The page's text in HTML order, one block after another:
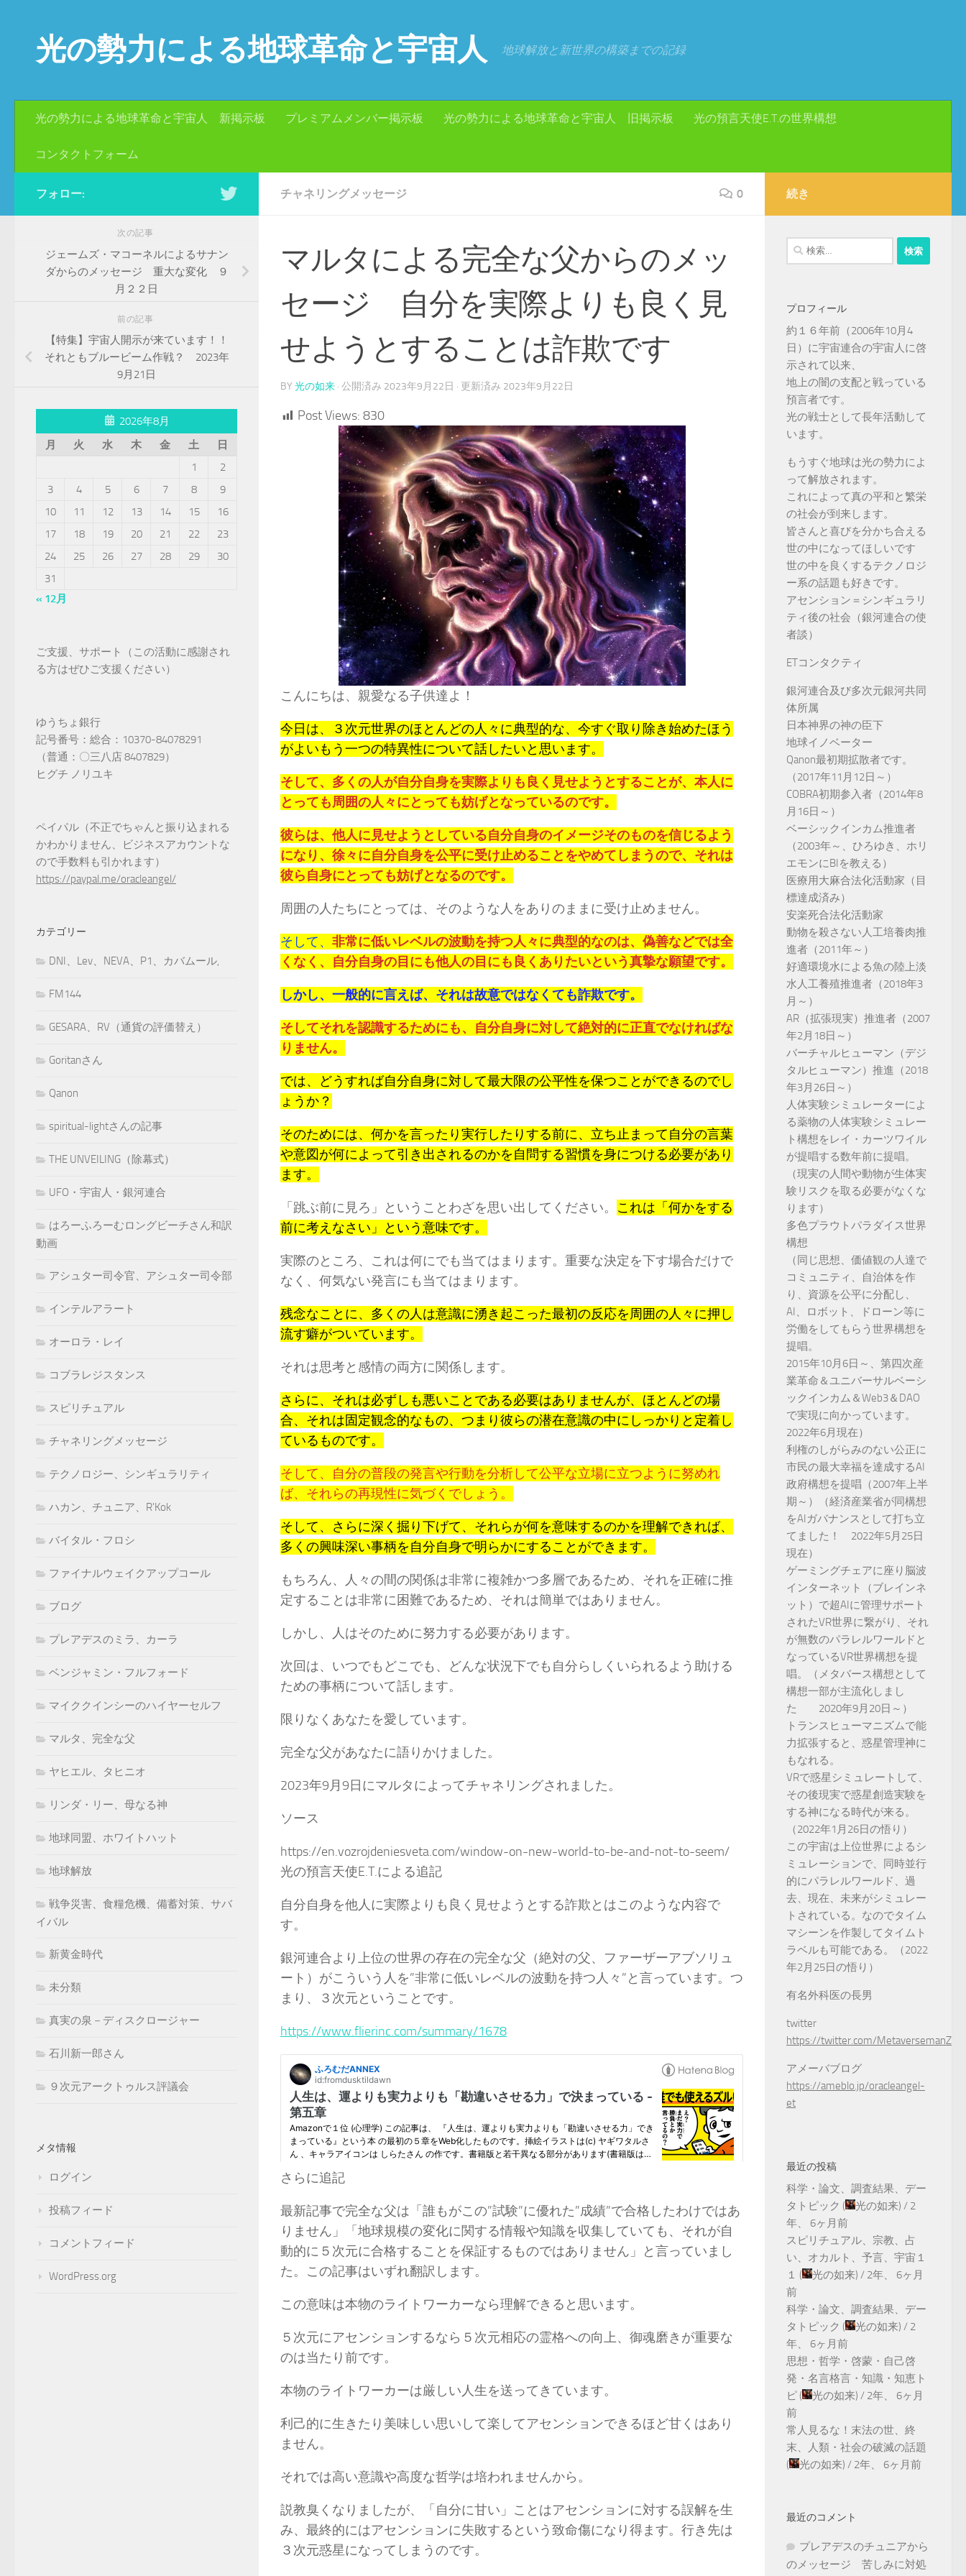
光の勢力による地球革命と宇宙人 地球解放と新世界の構築までの記録
光の勢力による地球革命と宇宙人 新掲示板 プレミアムメンバー掲示板 光の勢力による地球革命と宇宙人 旧掲示板 光の預言天使E.T.の世界構想
コンタクトフォーム
チャネリングメッセージ 0
マルタによる完全な父からのメッ
セージ 自分を実際よりも良く見
せようとすることは詐欺です
BY 光の如来 · 公開済み 2023年9月22日 · 更新済み 2023年9月22日
Post Views: 830
こんにちは、親愛なる子供達よ！
今日は、３次元世界のほとんどの人々に典型的な、今すぐ取り除き始めたほう
がよいもう一つの特異性について話したいと思います。
そして、多くの人が自分自身を実際よりも良く見せようとすることが、本人に
とっても周囲の人々にとっても妨げとなっているのです。
彼らは、他人に見せようとしている自分自身のイメージそのものを信じるよう
になり、徐々に自分自身を公平に受け止めることをやめてしまうので、それは
彼ら自身にとっても妨げとなるのです。
周囲の人たちにとっては、そのような人をありのままに受け止めません。
そして、 非常に低いレベルの波動を持つ人々に典型的なのは、偽善などでは全
くなく、自分自身の目にも他人の目にも良くありたいという真摯な願望です。
しかし、一般的に言えば、それは故意ではなくても詐欺です。
そしてそれを認識するためにも、自分自身に対して絶対的に正直でなければな
りません。
では、どうすれば自分自身に対して最大限の公平性を保つことができるのでし
ょうか？
そのためには、何かを言ったり実行したりする前に、立ち止まって自分の言葉
や意図が何によって引き出されるのかを自問する習慣を身につける必要があり
ます。
「跳ぶ前に見ろ」ということわざを思い出してください。 これは「何かをする
前に考えなさい」という意味です。
実際のところ、これは何にでも当てはまります。重要な決定を下す場合だけで
なく、何気ない発言にも当てはまります。
残念なことに、多くの人は意識に湧き起こった最初の反応を周囲の人々に押し
流す癖がついています。
それは思考と感情の両方に関係します。
さらに、それは必ずしも悪いことである必要はありませんが、ほとんどの場
合、それは固定観念的なもの、つまり彼らの潜在意識の中にしっかりと定着し
ているものです。
そして、自分の普段の発言や行動を分析して公平な立場に立つように努めれ
ば、それらの再現性に気づくでしょう。
そして、さらに深く掘り下げて、それらが何を意味するのかを理解できれば、
多くの興味深い事柄を自分自身で明らかにすることができます。
もちろん、人々の間の関係は非常に複雑かつ多層であるため、それを正確に推
定することは非常に困難であるため、それは簡単ではありません。
しかし、人はそのために努力する必要があります。
次回は、いつでもどこでも、どんな状況下でも自分らしくいられるよう助ける
ための事柄について話します。
限りなくあなたを愛しています。
完全な父があなたに語りかけました。
2023年9月9日にマルタによってチャネリングされました。
ソース
https://en.vozrojdeniesveta.com/window-on-new-world-to-be-and-not-to-seem/
光の預言天使E.T.による追記
自分自身を他人に実際よりも良く見せようとする詐欺とはこのような内容で
す。
銀河連合より上位の世界の存在の完全な父（絶対の父、ファーザーアブソリュ
ート）がこういう人を”非常に低いレベルの波動を持つ人々”と言っています。つ
まり、３次元ということです。
https://www.flierinc.com/summary/1678
さらに追記
最新記事で完全な父は「誰もがこの”試験”に優れた”成績”で合格したわけではあ
りません」「地球規模の変化に関する情報や知識を収集していても、それが自
動的に５次元に合格することを保証するものではありません」と言っていまし
た。この記事はいずれ翻訳します。
この意味は本物のライトワーカーなら理解できると思います。
５次元にアセンションするなら５次元相応の霊格への向上、御魂磨きが重要な
のは当たり前です。
本物のライトワーカーは厳しい人生を送ってきています。
利己的に生きたり美味しい思いして楽してアセンションできるほど甘くはあり
ません。
それでは高い意識や高度な哲学は培われませんから。
説教臭くなりましたが、「自分に甘い」ことはアセンションに対する誤解を生
み、最終的にはアセンションに失敗するという致命傷になり得ます。行き先は
３次元惑星になってしまうのです。
フォロー:
次の記事
ジェームズ・マコーネルによるサナン
ダからのメッセージ 重大な変化 ９
月２２日
前の記事
【特集】宇宙人開示が来ています！！
それともブルービーム作戦？ 2023年
9月21日
2026年8月
月
火 水 木 金 土
日
1
2
3
4 5 6 7 8
9
10
11 12 13 14 15
16
17
18 19 20 21 22
23
24
25 26 27 28 29
30
31
« 12月
ご支援、サポート（この活動に感謝され
る方はぜひご支援ください）
ゆうちょ銀行
記号番号：総合：10370-84078291
（普通：〇三八店 8407829）
ヒグチ ノリユキ
ペイパル（不正でちゃんと振り込まれる
かわかりません、ビジネスアカウントな
ので手数料も引かれます）
https://paypal.me/oracleangel/
カテゴリー
DNI、Lev、NEVA、P1、カバムール,
FM144
GESARA、RV（通貨の評価替え）
Goritanさん
Qanon
spiritual-lightさんの記事
THE UNVEILING（除幕式）
UFO・宇宙人・銀河連合
はろーふろーむロングビーチさん和訳
動画
アシュター司令官、アシュター司令部
インテルアラート
オーロラ・レイ
コブラレジスタンス
スピリチュアル
チャネリングメッセージ
テクノロジー、シンギュラリティ
ハカン、チュニア、R'Kok
バイタル・フロシ
ファイナルウェイクアップコール
ブログ
プレアデスのミラ、カーラ
ベンジャミン・フルフォード
マイククインシーのハイヤーセルフ
マルタ、完全な父
ヤヒエル、タヒニオ
リンダ・リー、母なる神
地球同盟、ホワイトハット
地球解放
戦争災害、食糧危機、備蓄対策、サバ
イバル
新黄金時代
未分類
真実の泉－ディスクロージャー
石川新一郎さん
９次元アークトゥルス評議会
メタ情報
ログイン
投稿フィード
コメントフィード
WordPress.org
続き
検
索:
プロフィール
約１６年前（2006年10月4
日）に宇宙連合の宇宙人に啓
示されて以来、
地上の闇の支配と戦っている
預言者です。
光の戦士として長年活動して
います。
もうすぐ地球は光の勢力によ
って解放されます。
これによって真の平和と繁栄
の社会が到来します。
皆さんと喜びを分かち合える
世の中になってほしいです
世の中を良くするテクノロジ
ー系の話題も好きです。
アセンション＝シンギュラリ
ティ後の社会（銀河連合の使
者談）
ETコンタクティ
銀河連合及び多次元銀河共同
体所属
日本神界の神の臣下
地球イノベーター
Qanon最初期拡散者です。
（2017年11月12日～）
COBRA初期参入者（2014年8
月16日～）
ベーシックインカム推進者
（2003年～、ひろゆき、ホリ
エモンにBIを教える）
医療用大麻合法化活動家（目
標達成済み）
安楽死合法化活動家
動物を殺さない人工培養肉推
進者（2011年～）
好適環境水による魚の陸上淡
水人工養殖推進者（2018年3
月～）
AR（拡張現実）推進者（2007
年2月18日～）
バーチャルヒューマン（デジ
タルヒューマン）推進（2018
年3月26日～）
人体実験シミュレーターによ
る薬物の人体実験シミュレー
ト構想をレイ・カーツワイル
が提唱する数年前に提唱。
（現実の人間や動物が生体実
験リスクを取る必要がなくな
ります）
多色プラウトパラダイス世界
構想
（同じ思想、価値観の人達で
コミュニティ、自治体を作
り、資源を公平に分配し、
AI、ロボット、ドローン等に
労働をしてもらう世界構想を
提唱。
2015年10月6日～、第四次産
業革命＆ユニバーサルベーシ
ックインカム＆Web3＆DAO
で実現に向かっています。
2022年6月現在）
利権のしがらみのない公正に
市民の最大幸福を達成するAI
政府構想を提唱（2007年上半
期～）（経済産業省が同構想
をAIガバナンスとして打ち立
てました！ 2022年5月25日
現在）
ゲーミングチェアに座り脳波
インターネット（ブレインネ
ット）で超AIに管理サポート
されたVR世界に繋がり、それ
が無数のパラレルワールドと
なっているVR世界構想を提
唱。（メタバース構想として
構想一部が主流化しまし
た 2020年9月20日～）
トランスヒューマニズムで能
力拡張すると、惑星管理神に
もなれる。
VRで惑星シミュレートして、
その後現実で惑星創造実験を
する神になる時代が来る。
（2022年1月26日の悟り）
この宇宙は上位世界によるシ
ミュレーションで、同時並行
的にパラレルワールド、過
去、現在、未来がシミュレー
トされている。なのでタイム
マシーンを作製してタイムト
ラベルも可能である。（2022
年2月25日の悟り）
有名外科医の長男
twitter
https://twitter.com/MetaversemanZ
アメーバブログ
https://ameblo.jp/oracleangel-
et
最近の投稿
科学・論文、調査結果、デー
タトピック ( 光の如来) / 2
年、 6ヶ月前
スピリチュアル、宗教、占
い、オカルト、予言、宇宙１
１ ( 光の如来) / 2年、 6ヶ月
前
科学・論文、調査結果、デー
タトピック ( 光の如来) / 2
年、 6ヶ月前
思想・哲学・啓蒙・自己啓
発・名言格言・知識・知恵ト
ピ ( 光の如来) / 2年、 6ヶ月
前
常人見るな！末法の世、終
末、人類・社会の破滅の話題
(
光の如来) / 2年、 6ヶ月前
最近のコメント
プレアデスのチュニアから
のメッセージ 苦しみに対処